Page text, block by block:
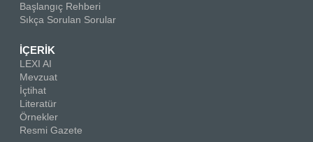
Başlangıç Rehberi
Sıkça Sorulan Sorular
İÇERİK
LEXI AI
Mevzuat
İçtihat
Literatür
Örnekler
Resmi Gazete